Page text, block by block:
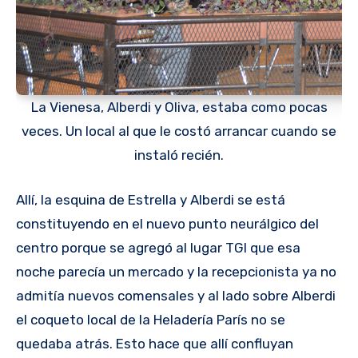
La Vienesa, Alberdi y Oliva, estaba como pocas
veces. Un local al que le costó arrancar cuando se
instaló recién.
Allí, la esquina de Estrella y Alberdi se está
constituyendo en el nuevo punto neurálgico del
centro porque se agregó al lugar TGI que esa
noche parecía un mercado y la recepcionista ya no
admitía nuevos comensales y al lado sobre Alberdi
el coqueto local de la Heladería París no se
quedaba atrás. Esto hace que allí confluyan